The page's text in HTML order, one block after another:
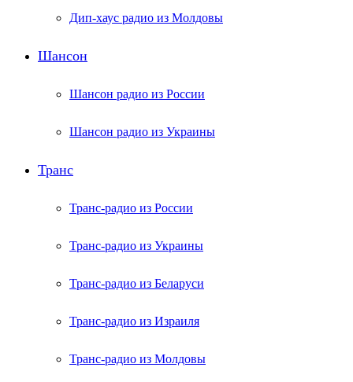
Дип-хаус радио из Молдовы
Шансон
Шансон радио из России
Шансон радио из Украины
Транс
Транс-радио из России
Транс-радио из Украины
Транс-радио из Беларуси
Транс-радио из Израиля
Транс-радио из Молдовы